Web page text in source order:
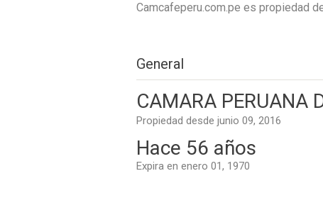
Camcafeperu.com.pe es propiedad
General
CAMARA PERUANA
Propiedad desde junio 09, 2016
Hace 56 años
Expira en enero 01, 1970